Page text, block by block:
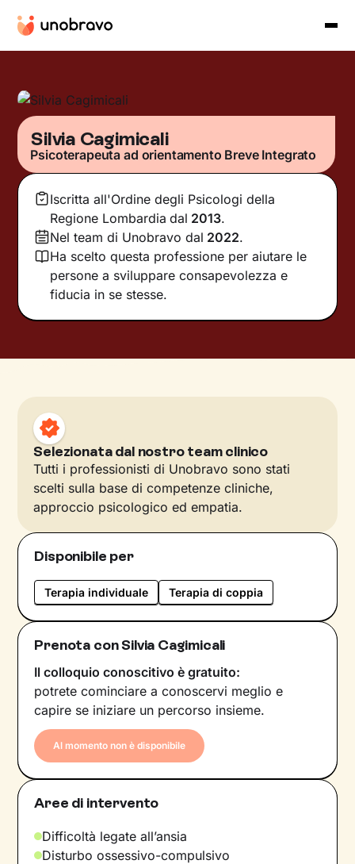
Silvia Cagimicali
Psicoterapeuta ad orientamento Breve Integrato
Iscritta all'Ordine degli Psicologi della
Regione Lombardia dal 2013.
Nel team di Unobravo dal 2022.
Ha scelto questa professione per aiutare le
persone a sviluppare consapevolezza e
fiducia in se stesse.
Selezionata dal nostro team clinico
Tutti i professionisti di Unobravo sono stati
scelti sulla base di competenze cliniche,
approccio psicologico ed empatia.
Disponibile per
Terapia individuale Terapia di coppia
Prenota con Silvia Cagimicali
Il colloquio conoscitivo è gratuito:
potrete cominciare a conoscervi meglio e
capire se iniziare un percorso insieme.
Al momento non è disponibile
Aree di intervento
Difficoltà legate all’ansia
Disturbo ossessivo-compulsivo